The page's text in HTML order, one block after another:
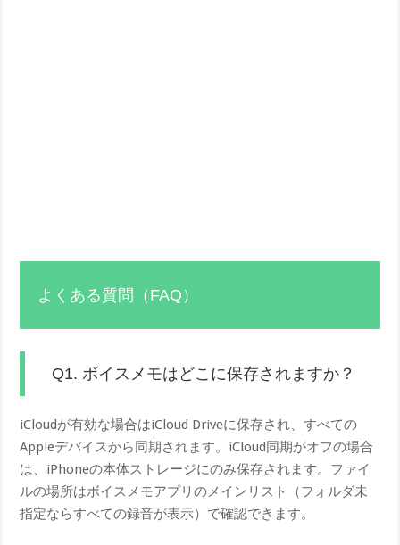
よくある質問（FAQ）
Q1. ボイスメモはどこに保存されますか？
iCloudが有効な場合はiCloud Driveに保存され、すべての
Appleデバイスから同期されます。iCloud同期がオフの場合
は、iPhoneの本体ストレージにのみ保存されます。ファイ
ルの場所はボイスメモアプリのメインリスト（フォルダ未
指定ならすべての録音が表示）で確認できます。